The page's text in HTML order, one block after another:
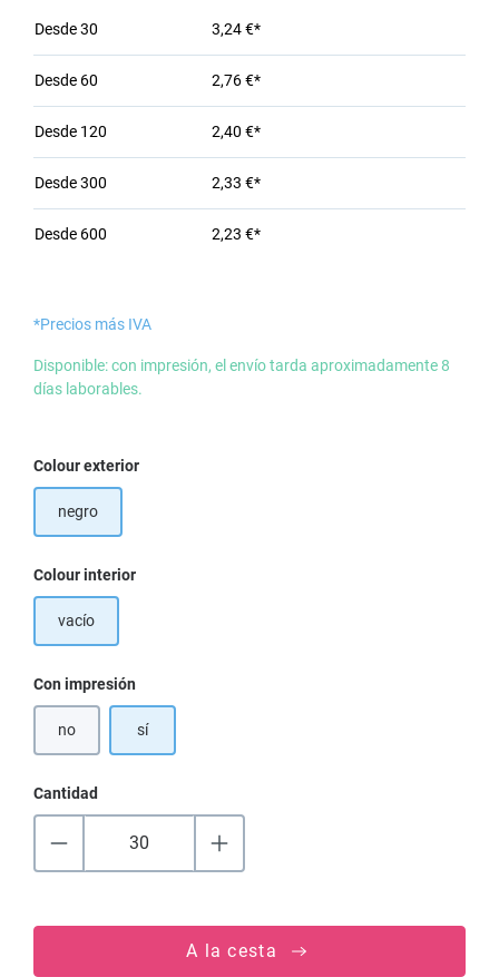
Desde30 3,24 €*
Desde 60 2,76 €*
Desde 120 2,40 €*
Desde300 2,33 €*
Desde 600 2,23 €*
*Precios más IVA
Disponible: con impresión, el envío tarda aproximadamente 8
días laborables.
Seleccione
Colour exterior
negro
Seleccione
Colour interior
vacío
Seleccione
Con impresión
no sí
Cantidad
A la cesta